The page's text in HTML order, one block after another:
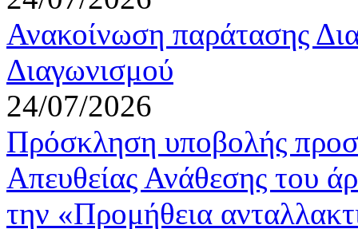
Ανακοίνωση παράτασης
Διαγωνισμού
24/07/2026
Πρόσκληση υποβολής
Απευθείας Ανάθεσης του
την «Προμήθεια